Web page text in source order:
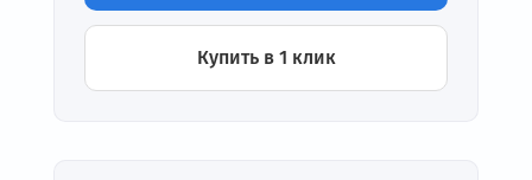
Купить в 1 клик